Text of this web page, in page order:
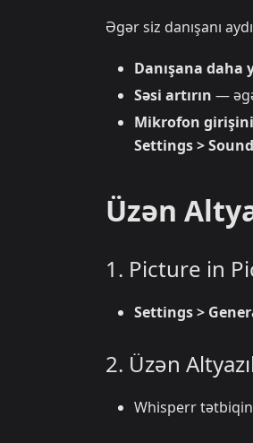
Əgər siz danışanı
Danışana daha
Səsi artırın —
Mikrofon
Settings >
Üzən
1. Picture in
Settings >
2. Üzən
Whisperr tətbiqini